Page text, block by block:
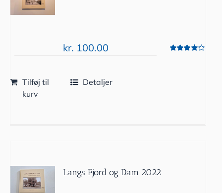
kr. 100.00
Tilføj til
kurv
Detaljer
Langs Fjord og Dam 2022